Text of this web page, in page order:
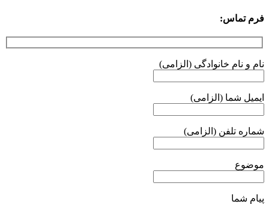
فرم تماس:
نام و نام خانوادگی (الزامی)
ایمیل شما (الزامی)
شماره تلفن (الزامی)
موضوع
پیام شما